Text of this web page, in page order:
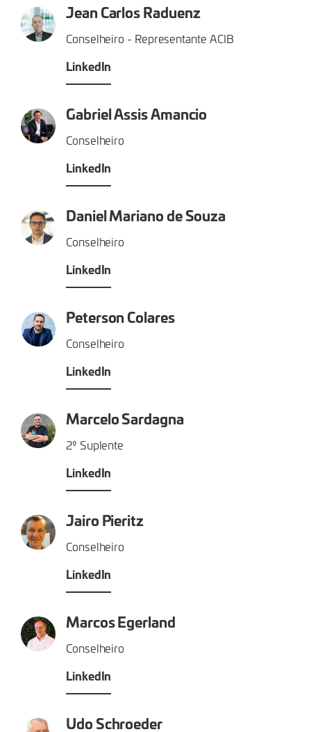
Jean Carlos Raduenz
Conselheiro - Representante ACIB
LinkedIn
Gabriel Assis Amancio
Conselheiro
LinkedIn
Daniel Mariano de Souza
Conselheiro
LinkedIn
Peterson Colares
Conselheiro
LinkedIn
Marcelo Sardagna
2º Suplente
LinkedIn
Jairo Pieritz
Conselheiro
LinkedIn
Marcos Egerland
Conselheiro
LinkedIn
Udo Schroeder